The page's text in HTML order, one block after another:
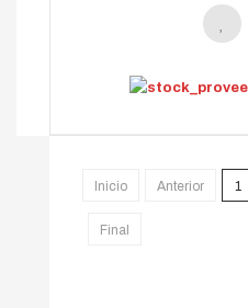
Inicio Anterior 1
Final